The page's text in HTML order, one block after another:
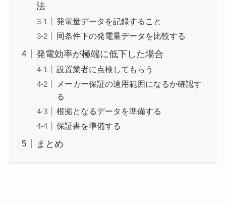
法
発電量データを記録すること
同条件下の発電量データを比較する
発電効率が極端に低下した場合
設置業者に点検してもらう
メーカー保証の適用範囲になるか確認す
る
根拠となるデータを準備する
保証書を準備する
まとめ